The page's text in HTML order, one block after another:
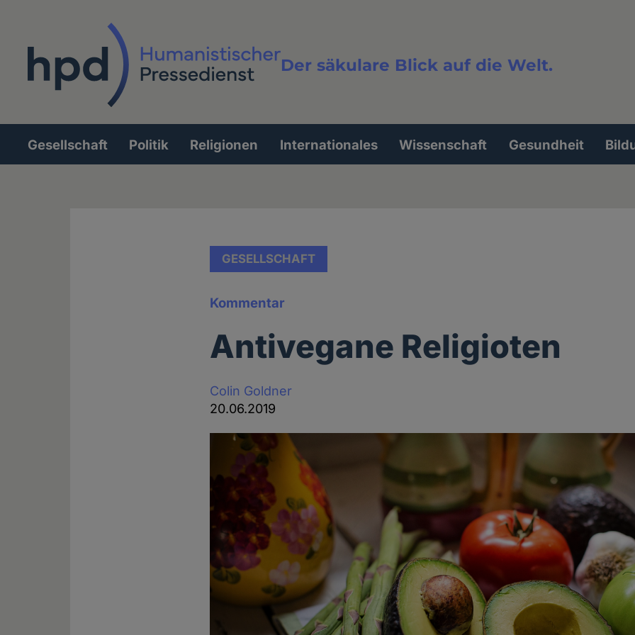
Der säkulare Blick auf die Welt.
Volltextsuche
Hauptnavigation
Gesellschaft Politik Religionen Internationales Wissenschaft Gesundheit
GESELLSCHAFT
Kommentar
Antivegane Religioten
Colin Goldner
20.06.2019